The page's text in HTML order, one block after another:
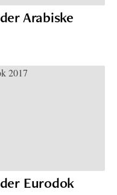
Arabiske
Eurodok